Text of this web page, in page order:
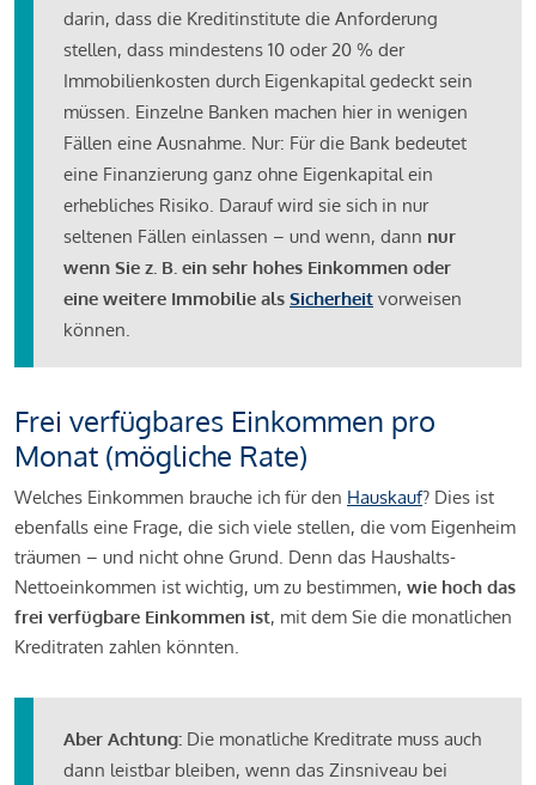
darin, dass die Kreditinstitute die Anforderung
stellen, dass mindestens 10 oder 20 % der
Immobilienkosten durch Eigenkapital gedeckt sein
müssen. Einzelne Banken machen hier in wenigen
Fällen eine Ausnahme. Nur: Für die Bank bedeutet
eine Finanzierung ganz ohne Eigenkapital ein
erhebliches Risiko. Darauf wird sie sich in nur
seltenen Fällen einlassen – und wenn, dann nur
wenn Sie z. B. ein sehr hohes Einkommen oder
eine weitere Immobilie als Sicherheit vorweisen
können.
Frei verfügbares Einkommen pro
Monat (mögliche Rate)
Welches Einkommen brauche ich für den Hauskauf? Dies ist
ebenfalls eine Frage, die sich viele stellen, die vom Eigenheim
träumen – und nicht ohne Grund. Denn das Haushalts-
Nettoeinkommen ist wichtig, um zu bestimmen, wie hoch das
frei verfügbare Einkommen ist, mit dem Sie die monatlichen
Kreditraten zahlen könnten.
Aber Achtung: Die monatliche Kreditrate muss auch
dann leistbar bleiben, wenn das Zinsniveau bei